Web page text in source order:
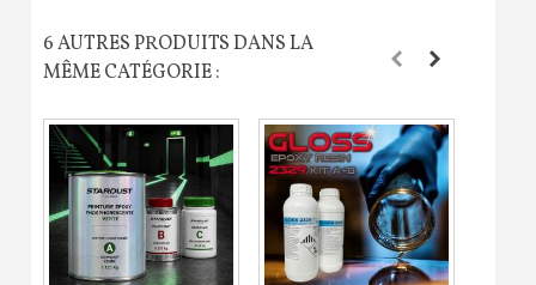
6 AUTRES PRODUITS DANS LA
MÊME CATÉGORIE :